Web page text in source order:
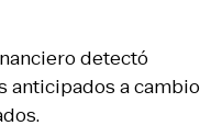
detectó
anticipados a cambio